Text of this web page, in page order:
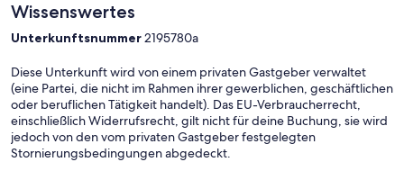
Wissenswertes
Unterkunftsnummer2195780a
Diese Unterkunft wird von einem privaten Gastgeber verwaltet
(eine Partei, die nicht im Rahmen ihrer gewerblichen, geschäftlichen
oder beruflichen Tätigkeit handelt). Das EU-Verbraucherrecht,
einschließlich Widerrufsrecht, gilt nicht für deine Buchung, sie wird
jedoch von den vom privaten Gastgeber festgelegten
Stornierungsbedingungen abgedeckt.